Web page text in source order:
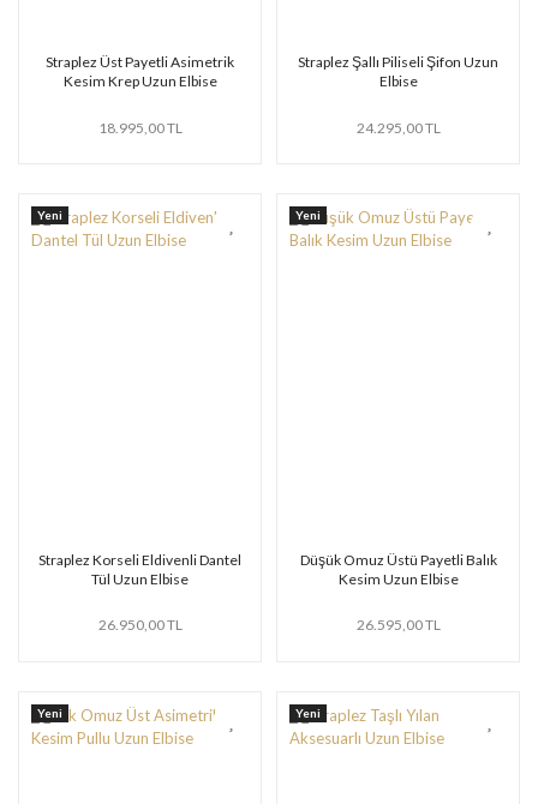
Straplez Üst Payetli Asimetrik
Kesim Krep Uzun Elbise
18.995,00 TL
Straplez Şallı Piliseli Şifon Uzun
Elbise
24.295,00 TL
Yeni
Straplez Korseli Eldivenli Dantel
Tül Uzun Elbise
26.950,00 TL
Yeni
Düşük Omuz Üstü Payetli Balık
Kesim Uzun Elbise
26.595,00 TL
Yeni Yeni